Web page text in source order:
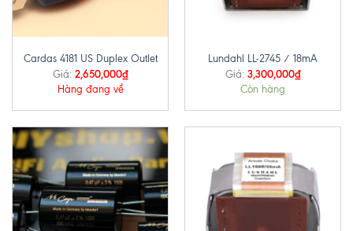
Cardas 4181 US Duplex Outlet
Giá: 2,650,000₫
Hàng đang về
Lundahl LL-2745 / 18mA
Giá: 3,300,000₫
Còn hàng